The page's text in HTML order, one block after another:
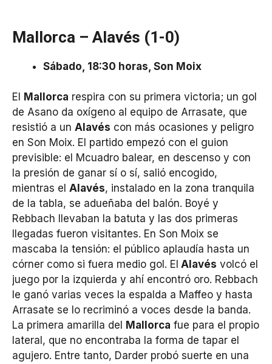
Mallorca – Alavés (1-0)
Sábado, 18:30 horas, Son Moix
El Mallorca respira con su primera victoria; un gol
de Asano da oxígeno al equipo de Arrasate, que
resistió a un Alavés con más ocasiones y peligro
en Son Moix. El partido empezó con el guion
previsible: el Mcuadro balear, en descenso y con
la presión de ganar sí o sí, salió encogido,
mientras el Alavés, instalado en la zona tranquila
de la tabla, se adueñaba del balón. Boyé y
Rebbach llevaban la batuta y las dos primeras
llegadas fueron visitantes. En Son Moix se
mascaba la tensión: el público aplaudía hasta un
córner como si fuera medio gol. El Alavés volcó el
juego por la izquierda y ahí encontró oro. Rebbach
le ganó varias veces la espalda a Maffeo y hasta
Arrasate se lo recriminó a voces desde la banda.
La primera amarilla del
Mallorca fue para el propio
lateral, que no encontraba la forma de tapar el
agujero. Entre tanto, Darder probó suerte en una